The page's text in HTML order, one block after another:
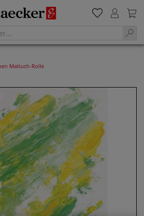
Maltuch-Rolle